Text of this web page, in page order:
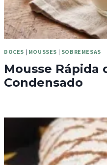
DOCES | MOUSSES | SOBREMESAS
Mousse Rápida
Condensado